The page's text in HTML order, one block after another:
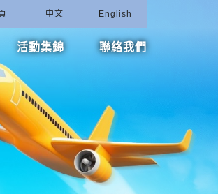
中文 English
活動集錦 聯絡我們